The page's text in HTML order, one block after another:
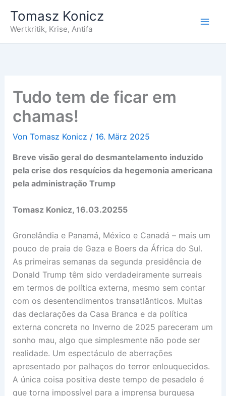
Inhalt
springen
Tomasz Konicz
Wertkritik, Krise, Antifa
Tudo tem de ficar em
chamas!
Von Tomasz Konicz / 16. März 2025
Breve visão geral do desmantelamento induzido
pela crise dos resquíciosda hegemonia americana
pela administração Trump
Tomasz Konicz, 16.03.20255
Gronelândia e Panamá, México e Canadá – mais um
pouco de praia de Gaza e Boers da África do Sul.
As primeiras semanas da segunda presidência de
Donald Trump têm sido verdadeiramente surreais
em termos de política externa, mesmo sem contar
com os desentendimentos transatlânticos. Muitas
das declarações da Casa Branca e da política
externa concreta no Inverno de 2025 pareceram um
sonho mau, algo que simplesmente não pode ser
realidade. Um espectáculo de aberrações
apresentado por palhaços do terror enlouquecidos.
A única coisa positiva deste tempo de pesadelo é
que torna impossível para a imprensa burguesa